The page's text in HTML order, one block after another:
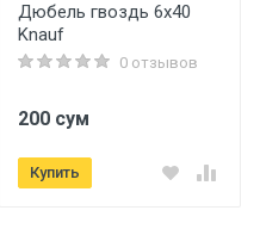
Дюбель гвоздь 6х40
Knauf
0 отзывов
200 сум
Купить